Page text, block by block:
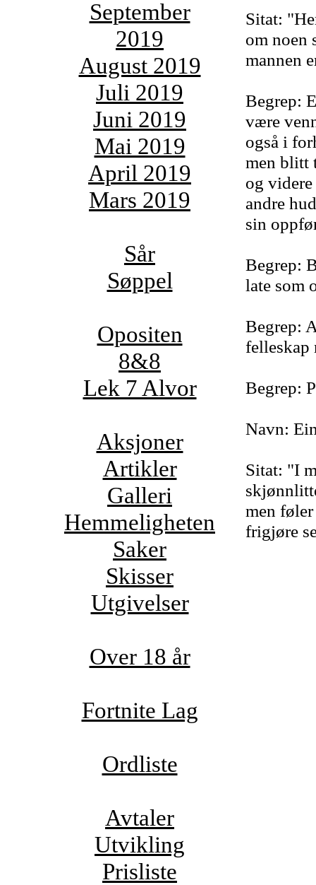
September
2019
August 2019
Juli 2019
Juni 2019
Mai 2019
April 2019
Mars 2019
Sår
Søppel
Opositen
8&8
Lek 7 Alvor
Aksjoner
Artikler
Galleri
Hemmeligheten
Saker
Skisser
Utgivelser
Over 18 år
Fortnite Lag
Ordliste
Avtaler
Utvikling
Prisliste
Sitat:
om noen
mannen
Begrep:
være
også i
men blitt
og
andre
sin
Begrep:
late som
Begrep:
felleskap
Begrep:
Navn:
Sitat: "I
men
frigjøre